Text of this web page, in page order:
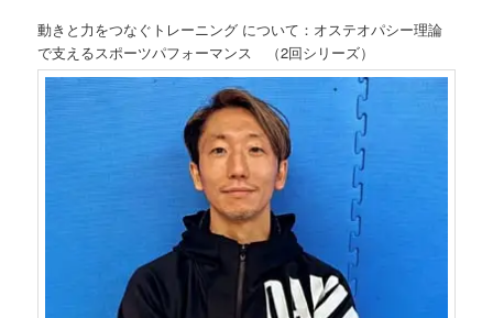
動きと力をつなぐトレーニング について：オステオパシー理論
で支えるスポーツパフォーマンス （2回シリーズ）